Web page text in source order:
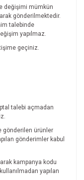
değişimi mümkün
gönderilmektedir.
talebinde
yapılmaz.
geçiniz.
talebi açmadan
gönderilen ürünler
gönderimler kabul
kampanya kodu
yapılan